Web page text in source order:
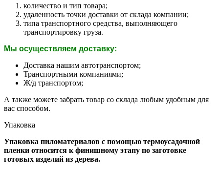
количество и тип товара;
удаленность точки доставки от склада компании;
типа транспортного средства, выполняющего
транспортировку груза.
Мы осуществляем доставку:
Доставка нашим автотранспортом;
Транспортными компаниями;
Ж/д транспортом;
А также можете забрать товар со склада любым удобным для
вас способом.
Упаковка
Упаковка пиломатериалов с помощью термоусадочной
пленки относится к финишному этапу по заготовке
готовых изделий из дерева.